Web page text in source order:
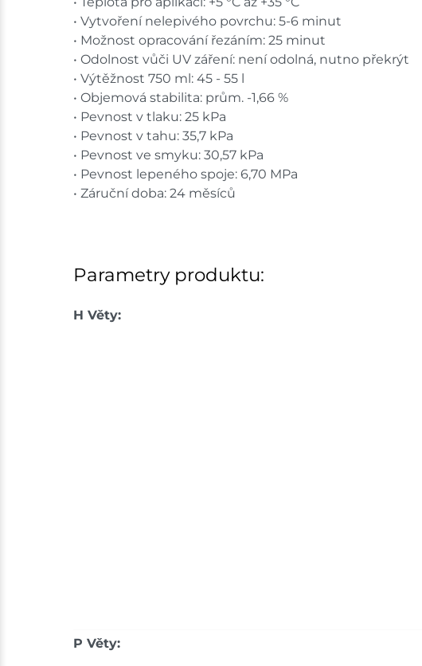
Parametry produktu:
H Věty:
P Věty:
• Vytvoření nelepivého povrchu: 5-6 minut
• Možnost opracování řezáním: 25 minut
• Odolnost vůči UV záření: není odolná, nutno překrýt
• Výtěžnost 750 ml: 45 - 55 l
• Objemová stabilita: prům. -1,66 %
• Pevnost v tlaku: 25 kPa
• Pevnost v tahu: 35,7 kPa
• Pevnost ve smyku: 30,57 kPa
• Pevnost lepeného spoje: 6,70 MPa
• Záruční doba: 24 měsíců